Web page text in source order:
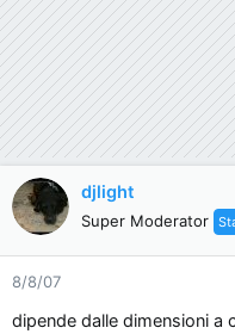
djlight
Super Moderator
8/8/07
dipende dalle dimensioni a